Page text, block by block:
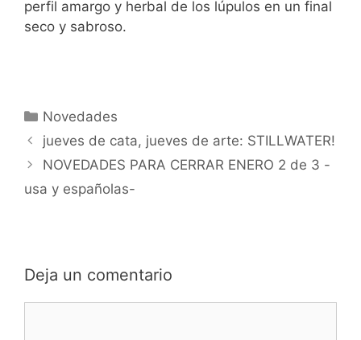
perfil amargo y herbal de los lúpulos en un final
seco y sabroso.
Categorías
Novedades
jueves de cata, jueves de arte: STILLWATER!
NOVEDADES PARA CERRAR ENERO 2 de 3 -
usa y españolas-
Deja un comentario